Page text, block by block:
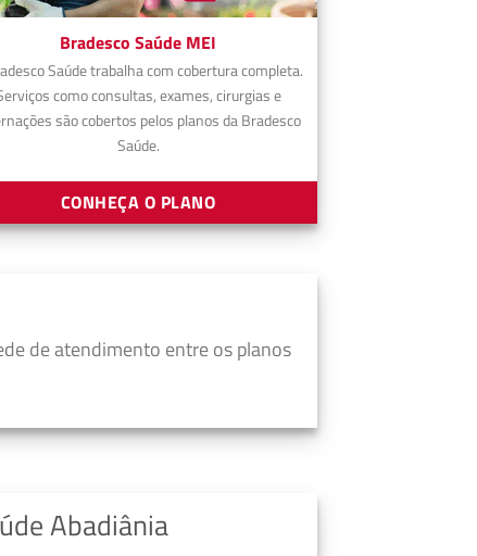
Bradesco Saúde MEI
Saúde trabalha com cobertura completa.
como consultas, exames, cirurgias e
são cobertos pelos planos da Bradesco
Saúde.
CONHEÇA O PLANO
de atendimento entre os planos
Abadiânia